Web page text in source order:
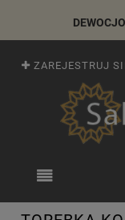
ZAREJESTRUJ